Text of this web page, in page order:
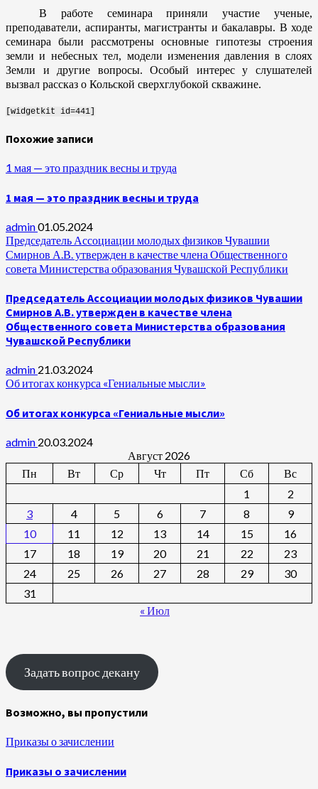
В работе семинара приняли участие ученые,
преподаватели, аспиранты, магистранты и бакалавры. В ходе
семинара были рассмотрены основные гипотезы строения
земли и небесных тел, модели изменения давления в слоях
Земли и другие вопросы. Особый интерес у слушателей
вызвал рассказ о Кольской сверхглубокой скважине.
[widgetkit id=441]
Похожие записи
1 мая — это праздник весны и труда
1 мая — это праздник весны и труда
admin01.05.2024
Председатель Ассоциации молодых физиков Чувашии
Смирнов А.В. утвержден в качестве члена Общественного
совета Министерства образования Чувашской Республики
Председатель Ассоциации молодых физиков Чувашии
Смирнов А.В. утвержден в качестве члена
Общественного совета Министерства образования
Чувашской Республики
admin 21.03.2024
Об итогах конкурса «Гениальные мысли»
Об итогах конкурса «Гениальные мысли»
admin 20.03.2024
Август 2026
Пн
Вт Ср Чт Пт Сб
Вс
1
2
3
4 5 6 7 8
9
10
11 12 13 14 15
16
17
18 19 20 21 22
23
24
25 26 27 28 29
30
31
« Июл
Задать вопрос декану
Возможно, вы пропустили
Приказы о зачислении
Приказы о зачислении